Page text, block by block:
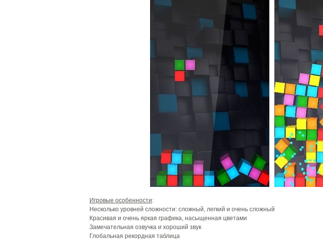
Игровые особенности:
Несколько уровней сложности: сложный, легкий и очень сложный
Красивая и очень яркая графика, насыщенная цветами
Замечательная озвучка и хороший звук
Глобальная рекордная таблица